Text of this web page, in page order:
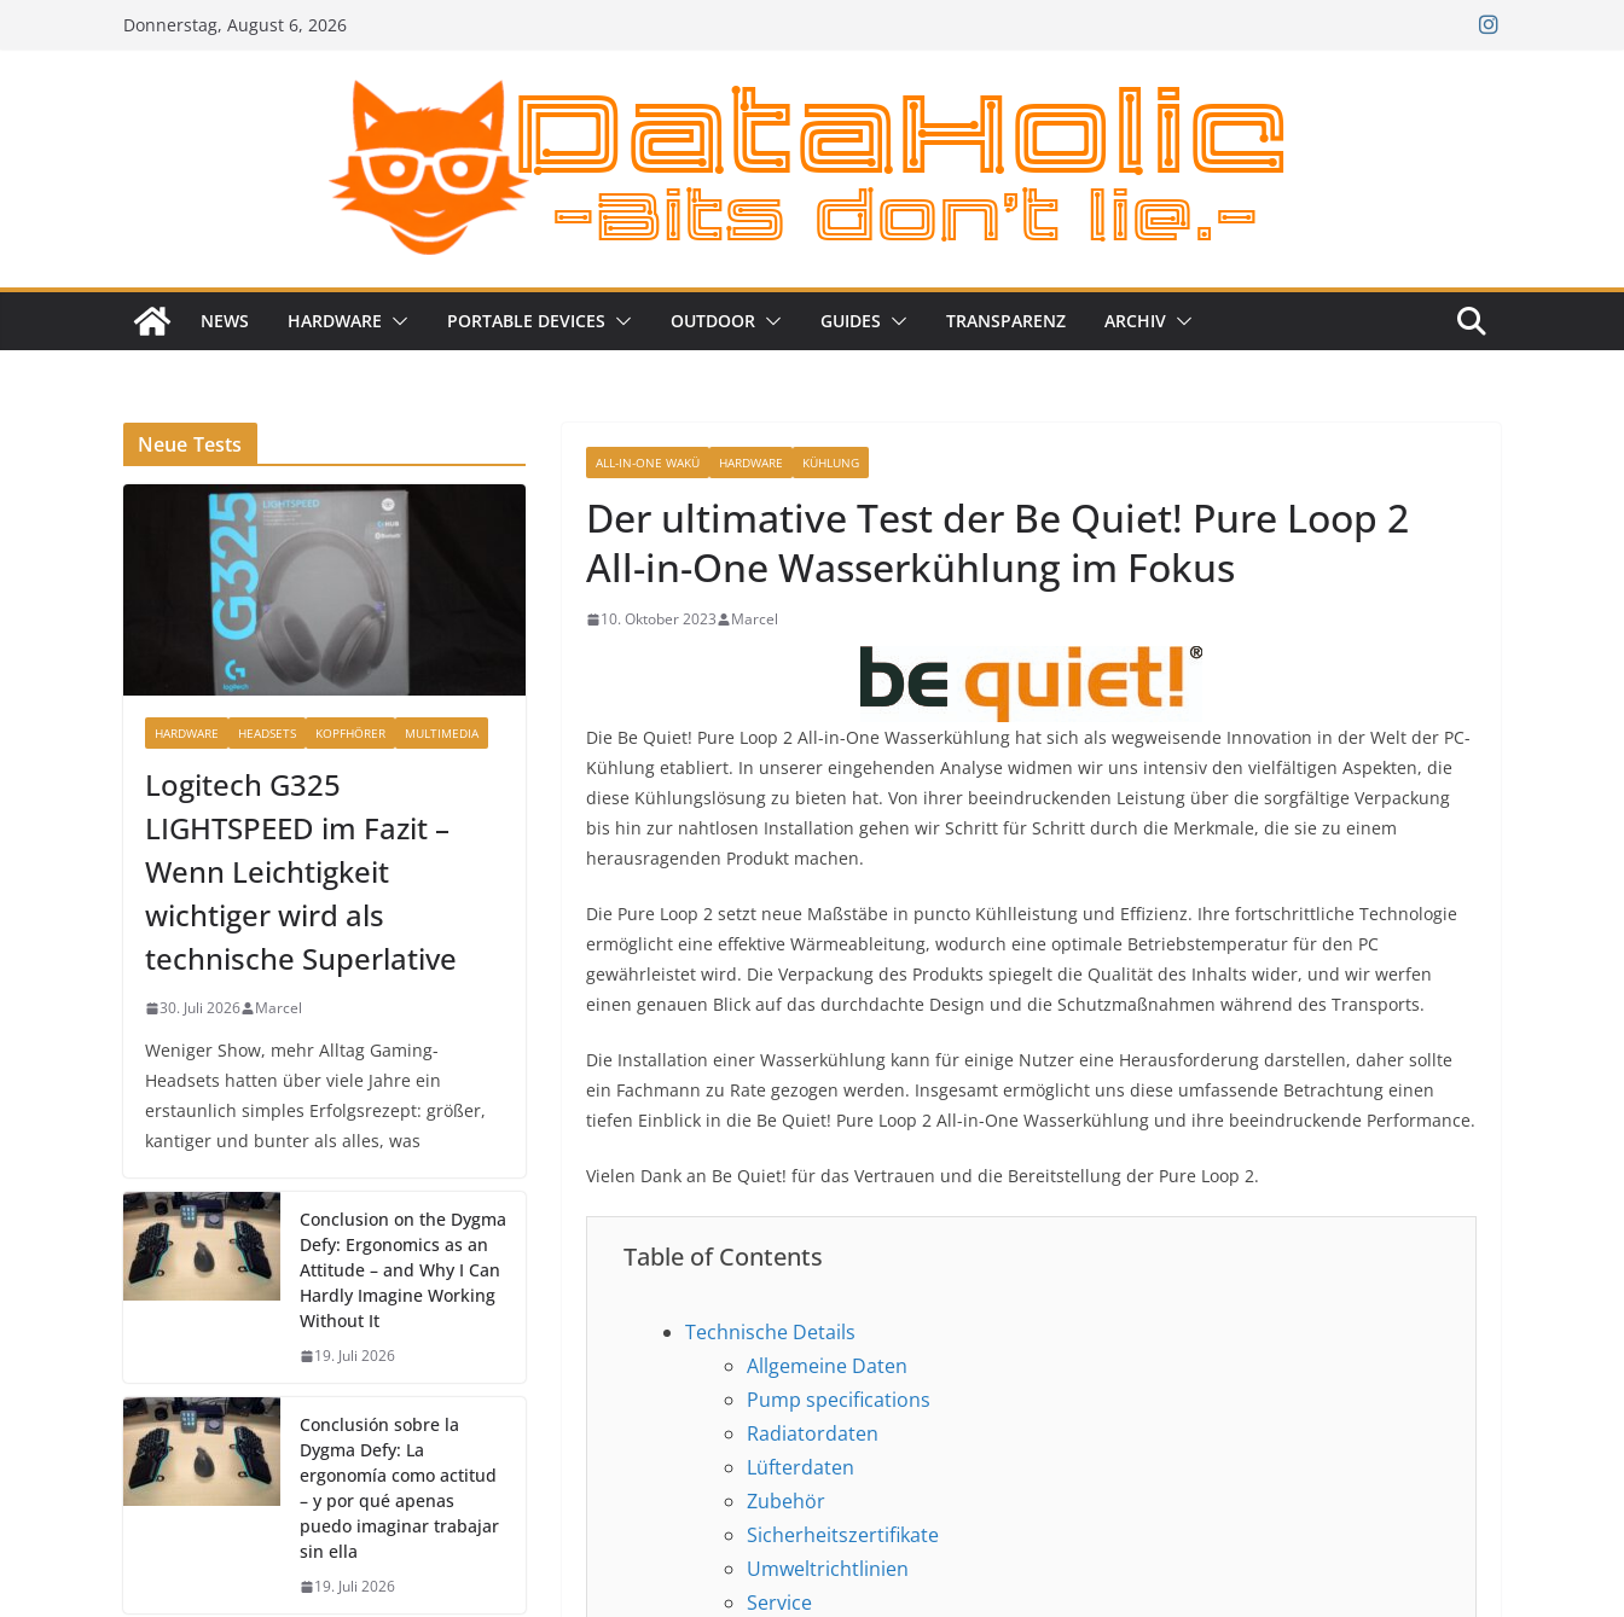
Donnerstag, August 6, 2026
NEWS HARDWARE PORTABLE DEVICES OUTDOOR GUIDES TRANSPARENZ ARCHIV
ALL-IN-ONE WAKÜ HARDWARE KÜHLUNG
Der ultimative Test der Be Quiet! Pure Loop 2
All-in-One Wasserkühlung im Fokus
10. Oktober 2023 Marcel
Die Be Quiet! Pure Loop 2 All-in-One Wasserkühlung hat sich als wegweisende Innovation in der Welt der PC-
Kühlung etabliert. In unserer eingehenden Analyse widmen wir uns intensiv den vielfältigen Aspekten, die
diese Kühlungslösung zu bieten hat. Von ihrer beeindruckenden Leistung über die sorgfältige Verpackung
bis hin zur nahtlosen Installation gehen wir Schritt für Schritt durch die Merkmale, die sie zu einem
herausragenden Produkt machen.
Die Pure Loop 2 setzt neue Maßstäbe in puncto Kühlleistung und Effizienz. Ihre fortschrittliche Technologie
ermöglicht eine effektive Wärmeableitung, wodurch eine optimale Betriebstemperatur für den PC
gewährleistet wird. Die Verpackung des Produkts spiegelt die Qualität des Inhalts wider, und wir werfen
einen genauen Blick auf das durchdachte Design und die Schutzmaßnahmen während des Transports.
Die Installation einer Wasserkühlung kann für einige Nutzer eine Herausforderung darstellen, daher sollte
ein Fachmann zu Rate gezogen werden. Insgesamt ermöglicht uns diese umfassende Betrachtung einen
tiefen Einblick in die Be Quiet! Pure Loop 2 All-in-One Wasserkühlung und ihre beeindruckende Performance.
Vielen Dank an Be Quiet! für das Vertrauen und die Bereitstellung der Pure Loop 2.
Table of Contents
Technische Details
Allgemeine Daten
Pump specifications
Radiatordaten
Lüfterdaten
Zubehör
Sicherheitszertifikate
Umweltrichtlinien
Service
Neue Tests
HARDWARE HEADSETS KOPFHÖRER MULTIMEDIA
Logitech G325
LIGHTSPEED im Fazit –
Wenn Leichtigkeit
wichtiger wird als
technische Superlative
30. Juli 2026 Marcel
Weniger Show, mehr Alltag Gaming-
Headsets hatten über viele Jahre ein
erstaunlich simples Erfolgsrezept: größer,
kantiger und bunter als alles, was
Conclusion on the Dygma
Defy: Ergonomics as an
Attitude – and Why I Can
Hardly Imagine Working
Without It
19. Juli 2026
Conclusión sobre la
Dygma Defy: La
ergonomía como actitud
– y por qué apenas
puedo imaginar trabajar
sin ella
19. Juli 2026